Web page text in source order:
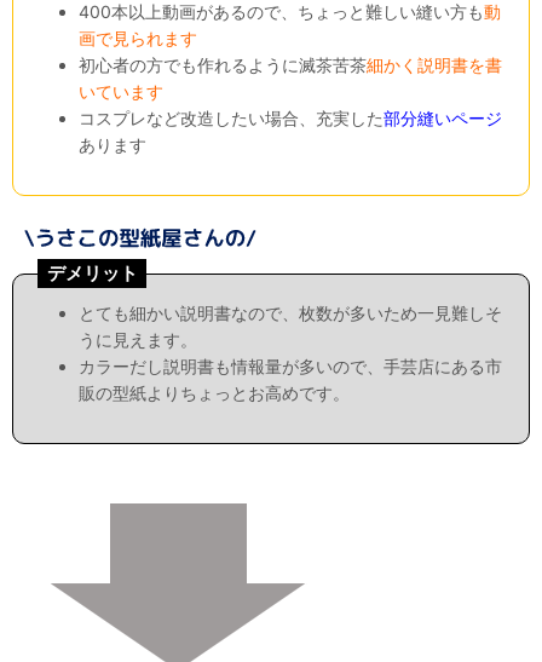
400本以上動画があるので、ちょっと難しい縫い方も動
画で見られます
初心者の方でも作れるように滅茶苦茶細かく説明書を書
いています
コスプレなど改造したい場合、充実した部分縫いページ
あります
デメリット
とても細かい説明書なので、枚数が多いため一見難しそ
うに見えます。
カラーだし説明書も情報量が多いので、手芸店にある市
販の型紙よりちょっとお高めです。